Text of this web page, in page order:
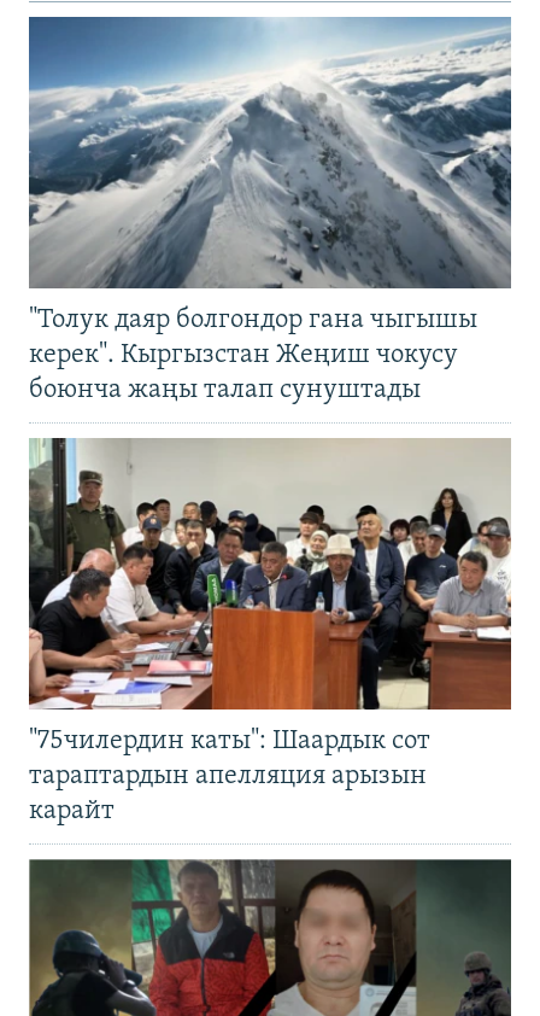
"Толук даяр болгондор гана чыгышы
керек". Кыргызстан Жеңиш чокусу
боюнча жаңы талап сунуштады
"75чилердин каты": Шаардык сот
тараптардын апелляция арызын
карайт